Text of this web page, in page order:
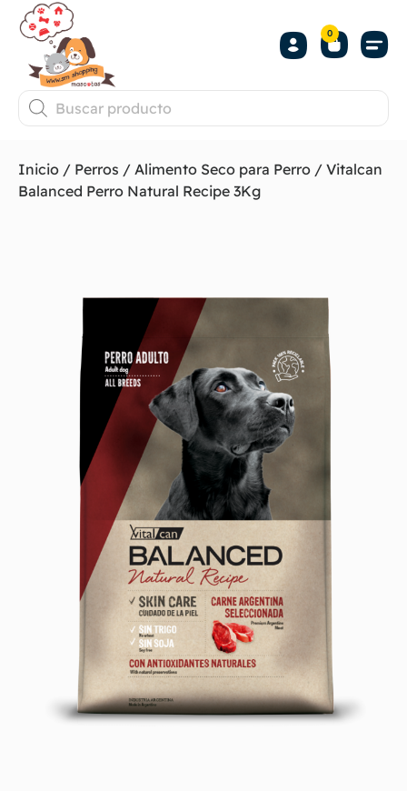
0
Inicio / Perros / Alimento Seco para Perro / Vitalcan
Balanced Perro Natural Recipe 3Kg